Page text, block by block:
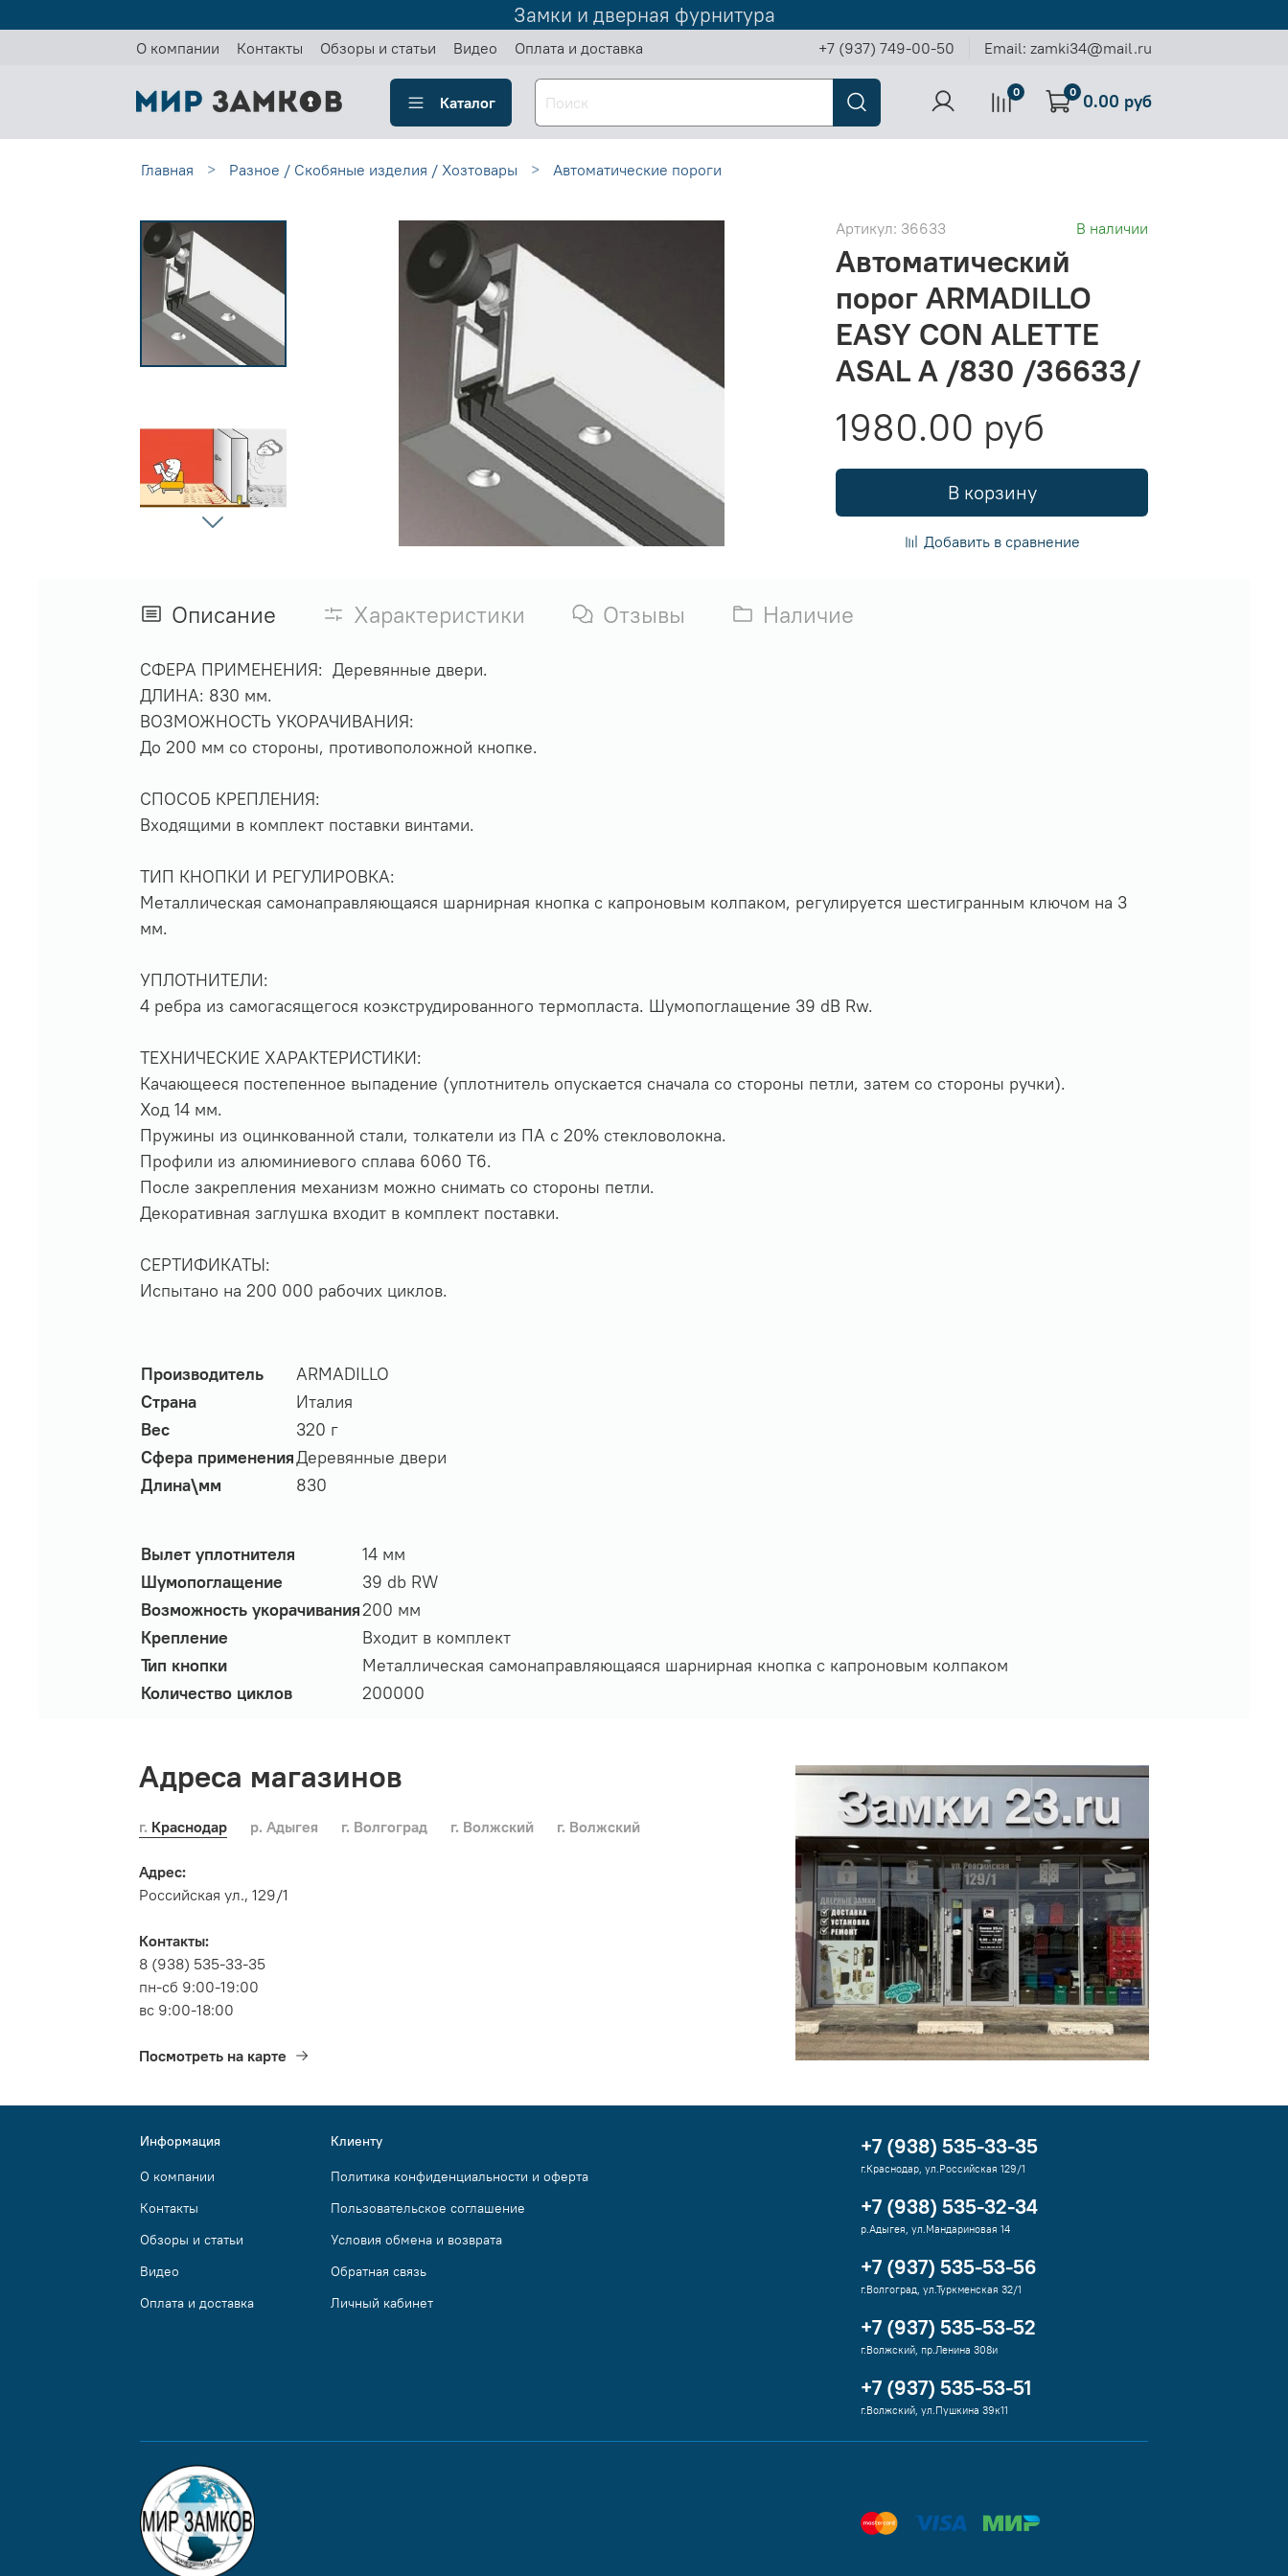
Замки и дверная фурнитура
О компании Контакты Обзоры и статьи Видео Оплата и доставка +7 (937) 749-00-50 Email: zamki34@mail.ru
Каталог
0 0 0.00 руб
Главная Разное / Скобяные изделия / Хозтовары Автоматические пороги
Артикул: 36633 В наличии
Автоматический
порог ARMADILLO
EASY CON ALETTE
ASAL A /830 /36633/
1980.00 руб
В корзину
Добавить в сравнение
Описание Характеристики Отзывы Наличие
СФЕРА ПРИМЕНЕНИЯ: Деревянные двери.
ДЛИНА: 830 мм.
ВОЗМОЖНОСТЬ УКОРАЧИВАНИЯ:
До 200 мм со стороны, противоположной кнопке.
СПОСОБ КРЕПЛЕНИЯ:
Входящими в комплект поставки винтами.
ТИП КНОПКИ И РЕГУЛИРОВКА:
Металлическая самонаправляющаяся шарнирная кнопка с капроновым колпаком, регулируется шестигранным ключом на 3
мм.
УПЛОТНИТЕЛИ:
4 ребра из самогасящегося коэкструдированного термопласта. Шумопоглащение 39 dB Rw.
ТЕХНИЧЕСКИЕ ХАРАКТЕРИСТИКИ:
Качающееся постепенное выпадение (уплотнитель опускается сначала со стороны петли, затем со стороны ручки).
Ход 14 мм.
Пружины из оцинкованной стали, толкатели из ПА с 20% стекловолокна.
Профили из алюминиевого сплава 6060 T6.
После закрепления механизм можно снимать со стороны петли.
Декоративная заглушка входит в комплект поставки.
СЕРТИФИКАТЫ:
Испытано на 200 000 рабочих циклов.
Производитель
ARMADILLO
Страна
Италия
Вес
320 г
Сфера примененияДеревянные двери
Длина\мм
830
Вылет уплотнителя
14 мм
Шумопоглащение
39 db RW
Возможность укорачивания200 мм
Крепление
Входит в комплект
Тип кнопки
Металлическая самонаправляющаяся шарнирная кнопка с капроновым колпаком
Количество циклов
200000
Адреса магазинов
г. Краснодар р. Адыгея г. Волгоград г. Волжский г. Волжский
Адрес:
Российская ул., 129/1
Контакты:
8 (938) 535-33-35
пн-сб 9:00-19:00
вс 9:00-18:00
Посмотреть на карте
Информация
О компании
Контакты
Обзоры и статьи
Видео
Оплата и доставка
Клиенту
Политика конфиденциальности и оферта
Пользовательское соглашение
Условия обмена и возврата
Обратная связь
Личный кабинет
+7 (938) 535-33-35
г.Краснодар, ул.Российская 129/1
+7 (938) 535-32-34
р.Адыгея, ул.Мандариновая 14
+7 (937) 535-53-56
г.Волгоград, ул.Туркменская 32/1
+7 (937) 535-53-52
г.Волжский, пр.Ленина 308и
+7 (937) 535-53-51
г.Волжский, ул.Пушкина 39к11